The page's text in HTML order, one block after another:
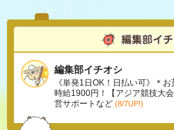
編集部イチオシ
《単発1日OK！日払い可》＊
時給1900円！【アジア競技大
営サポートなど (8/7UP!)